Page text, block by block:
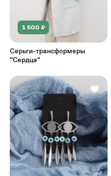
1 500 ₽
Серьги-трансформеры
"Сердца"